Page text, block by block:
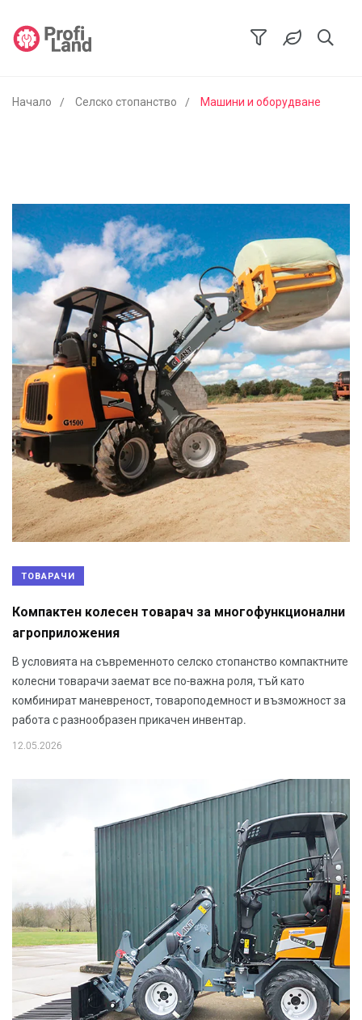
Начало Селско стопанство Машини и оборудване
ТОВАРАЧИ
Компактен колесен товарач за многофункционални
агроприложения
В условията на съвременното селско стопанство компактните
колесни товарачи заемат все по-важна роля, тъй като
комбинират маневреност, товароподемност и възможност за
работа с разнообразен прикачен инвентар.
12.05.2026